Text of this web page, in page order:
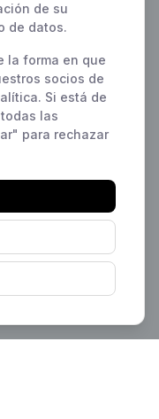
de su
de datos.
la forma en que
socios de
Si está de
las
para rechazar